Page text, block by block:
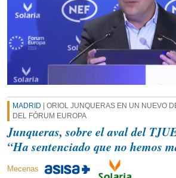
MADRID | ORIOL JUNQUERAS EN UN NUEVO
DEL FÓRUM EUROPA
Junqueras, sobre el aval del
“Ha sentenciado que no hemos
Mecenas